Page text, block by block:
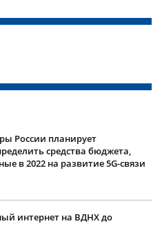
России планирует
средства бюджета,
в 2022 на развитие 5G-связи
интернет на ВДНХ до